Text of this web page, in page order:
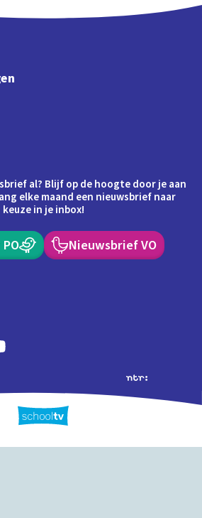
al? Blijf op de hoogte door je aan
elke maand een nieuwsbrief naar
keuze in je inbox!
Nieuwsbrief VO